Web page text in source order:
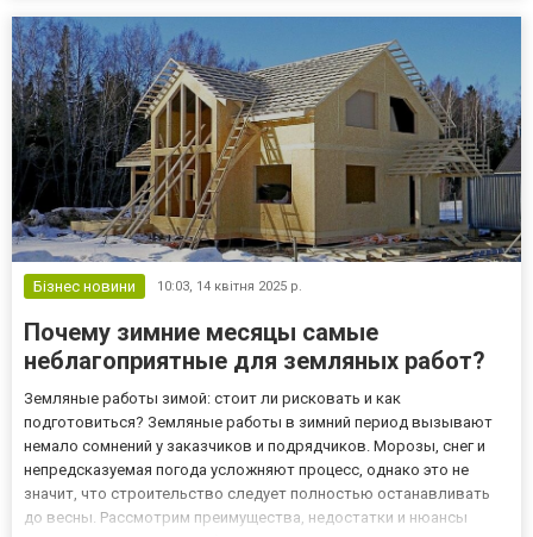
Бізнес новини 10:03, 14 квітня 2025 р.
Почему зимние месяцы самые
неблагоприятные для земляных работ?
Земляные работы зимой: стоит ли рисковать и как
подготовиться? Земляные работы в зимний период вызывают
немало сомнений у заказчиков и подрядчиков. Морозы, снег и
непредсказуемая погода усложняют процесс, однако это не
значит, что строительство следует полностью останавливать
до весны. Рассмотрим преимущества, недостатки и нюансы